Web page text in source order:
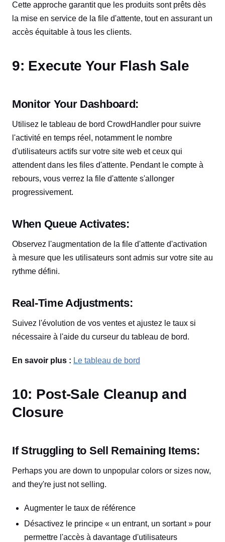
Cette approche garantit que les produits sont prêts dès
la mise en service de la file d'attente, tout en assurant un
accès équitable à tous les clients.
9: Execute Your Flash Sale
Monitor Your Dashboard:
Utilisez le tableau de bord CrowdHandler pour suivre
l'activité en temps réel, notamment le nombre
d'utilisateurs actifs sur votre site web et ceux qui
attendent dans les files d'attente. Pendant le compte à
rebours, vous verrez la file d'attente s'allonger
progressivement.
When Queue Activates:
Observez l'augmentation de la file d'attente d'activation
à mesure que les utilisateurs sont admis sur votre site au
rythme défini.
Real-Time Adjustments:
Suivez l'évolution de vos ventes et ajustez le taux si
nécessaire à l'aide du curseur du tableau de bord.
En savoir plus : Le tableau de bord
10: Post-Sale Cleanup and
Closure
If Struggling to Sell Remaining Items:
Perhaps you are down to unpopular colors or sizes now,
and they're just not selling.
Augmenter le taux de référence
Désactivez le principe « un entrant, un sortant » pour
permettre l'accès à davantage d'utilisateurs